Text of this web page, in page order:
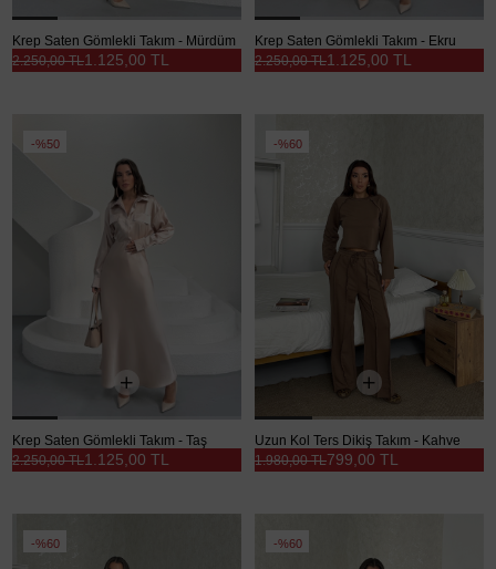
Krep Saten Gömlekli Takım - Mürdüm
1.125,00 TL
2.250,00 TL
Krep Saten Gömlekli Takım - Ekru
1.125,00 TL
2.250,00 TL
%50
Krep Saten Gömlekli Takım - Taş
1.125,00 TL
2.250,00 TL
%60
Uzun Kol Ters Dikiş Takım - Kahve
799,00 TL
1.980,00 TL
%60 %60